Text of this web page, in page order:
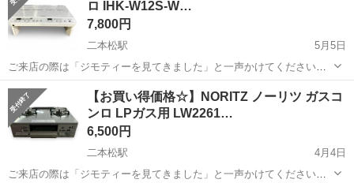
ロ IHK-W12S-W…
7,800円
二本松駅
5月5日
ご来店の際は「ジモティーを見てきました」と一声かけてください★
＊＊ ＊ ＊＊ ＊ ＊＊ 【商品説明】 アイリスオーヤマの2口IHコ
ンロです。 卓上タイプなのでキッチンはもちろん、簡易キッチンや一
人暮らしにも便利に使...
福島 二本松市 二本松駅 調理器具
【お買い得価格☆】NORITZ ノーリツ ガスコ
ンロ LPガス用 LW2261…
6,500円
二本松駅
4月4日
ご来店の際は「ジモティーを見てきました」と一声かけてください★